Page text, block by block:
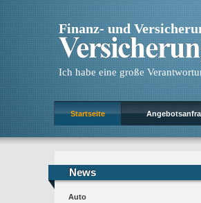
Finanz- und
Ich habe eine große
Startseite
News
News
Auto